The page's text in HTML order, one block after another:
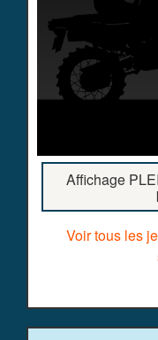
Affichage
Voir tous les